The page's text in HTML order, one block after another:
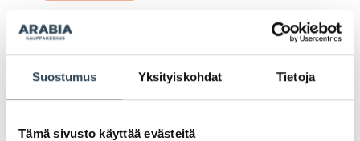
Suostumus Yksityiskohdat Tietoja
Tämä sivusto käyttää evästeitä